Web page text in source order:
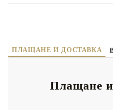
ПЛАЩАНЕ И ДОСТАВКА
Плащане и